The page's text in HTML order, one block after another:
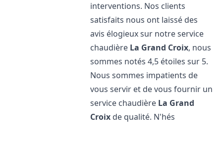
interventions. Nos clients
satisfaits nous ont laissé des
avis élogieux sur notre service
chaudière La Grand Croix, nous
sommes notés 4,5 étoiles sur 5.
Nous sommes impatients de
vous servir et de vous fournir un
service chaudière La Grand
Croix de qualité. N'hés